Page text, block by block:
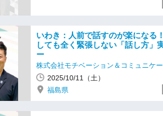
いわき：人前で話すのが楽になる
しても全く緊張しない「話し方」
ー
株式会社モチベーション＆コミュニケ
2025/10/11（土）
福島県